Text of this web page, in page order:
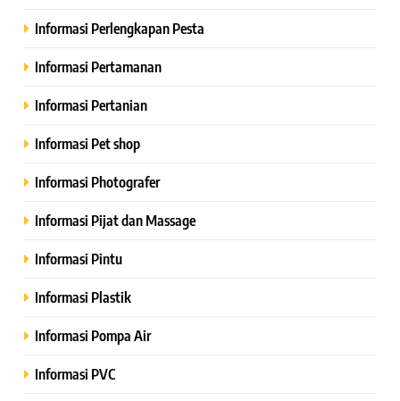
Informasi Perlengkapan Pesta
Informasi Pertamanan
Informasi Pertanian
Informasi Pet shop
Informasi Photografer
Informasi Pijat dan Massage
Informasi Pintu
Informasi Plastik
Informasi Pompa Air
Informasi PVC